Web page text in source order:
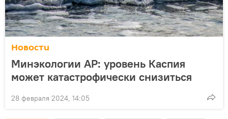
Новости
Минэкологии АР: уровень Каспия
может катастрофически снизиться
28 февраля 2024, 14:05